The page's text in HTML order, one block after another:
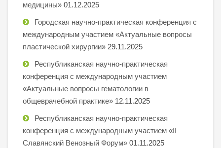
медицины» 01.12.2025
Городская научно-практическая конференция с
международным участием «Актуальные вопросы
пластической хирургии» 29.11.2025
Республиканская научно-практическая
конференция с международным участием
«Актуальные вопросы гематологии в
общеврачебной практике» 12.11.2025
Республиканская научно-практическая
конференция с международным участием «II
Славянский Венозный Форум» 01.11.2025